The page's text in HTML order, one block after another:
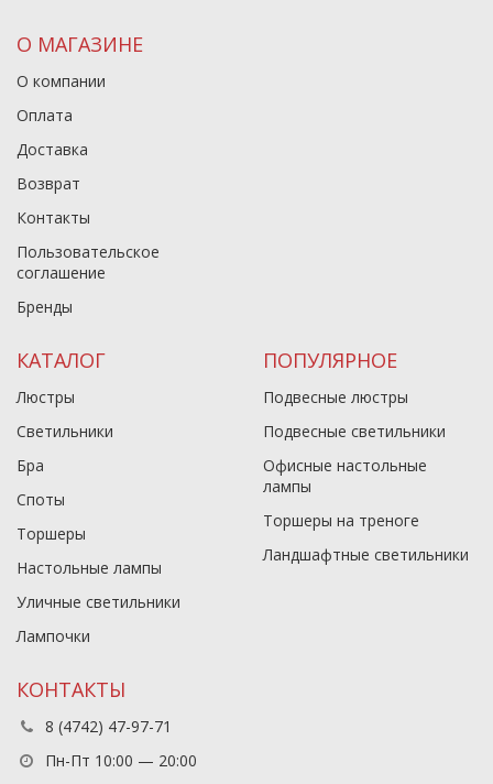
О МАГАЗИНЕ
О компании
Оплата
Доставка
Возврат
Контакты
Пользовательское
соглашение
Бренды
КАТАЛОГ
Люстры
Светильники
Бра
Споты
Торшеры
Настольные лампы
Уличные светильники
Лампочки
ПОПУЛЯРНОЕ
Подвесные люстры
Подвесные светильники
Офисные настольные
лампы
Торшеры на треноге
Ландшафтные светильники
КОНТАКТЫ
8 (4742) 47-97-71
Пн-Пт 10:00 — 20:00